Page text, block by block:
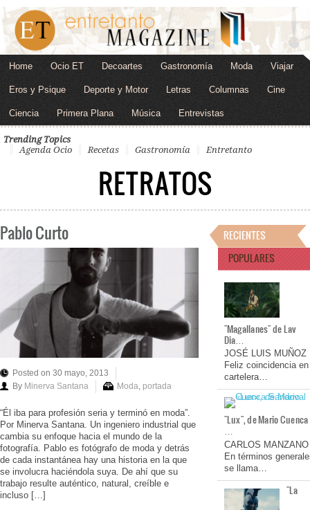
Home Ocio ET Decoartes Gastronomía Moda Viajar
Eros y Psique Deporte y Motor Letras Columnas Cine
Ciencia Primera Plana Música Entrevistas
Trending Topics
Agenda Ocio
Recetas Gastronomía Entretanto
RETRATOS
Pablo Curto
Posted on 30 mayo, 2013
By Minerva Santana Moda, portada
“Él iba para profesión seria y terminó en moda”.
Por Minerva Santana. Un ingeniero industrial que
cambia su enfoque hacia el mundo de la
fotografía. Pablo es fotógrafo de moda y detrás
de cada instantánea hay una historia en la que
se involucra haciéndola suya. De ahí que su
trabajo resulte auténtico, natural, creíble e
incluso […]
RECIENTES
POPULARES
"Magallanes" de Lav
Dia…
JOSÉ LUIS MUÑOZ
Feliz coincidencia en
cartelera…
"Lux", de Mario Cuenca
…
CARLOS MANZANO
En términos
se llama…
"La